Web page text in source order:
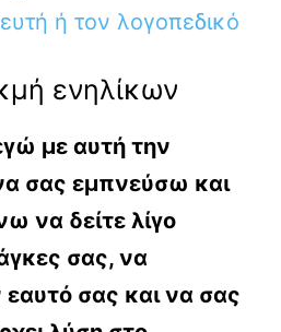
ή τον λογοπεδικό
ενηλίκων
με αυτή την
σας εμπνεύσω και
να δείτε λίγο
σας, να
εαυτό σας και να σας